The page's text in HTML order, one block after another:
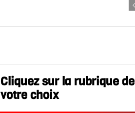
Cliquez sur la rubrique de
votre choix